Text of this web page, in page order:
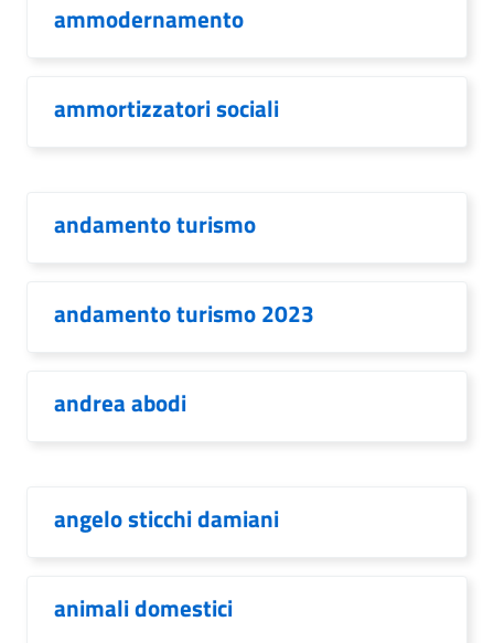
ammodernamento
ammortizzatori sociali
andamento turismo
andamento turismo 2023
andrea abodi
angelo sticchi damiani
animali domestici